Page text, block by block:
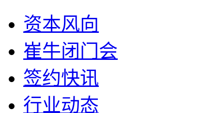
资本风向
崔牛闭门会
签约快讯
行业动态